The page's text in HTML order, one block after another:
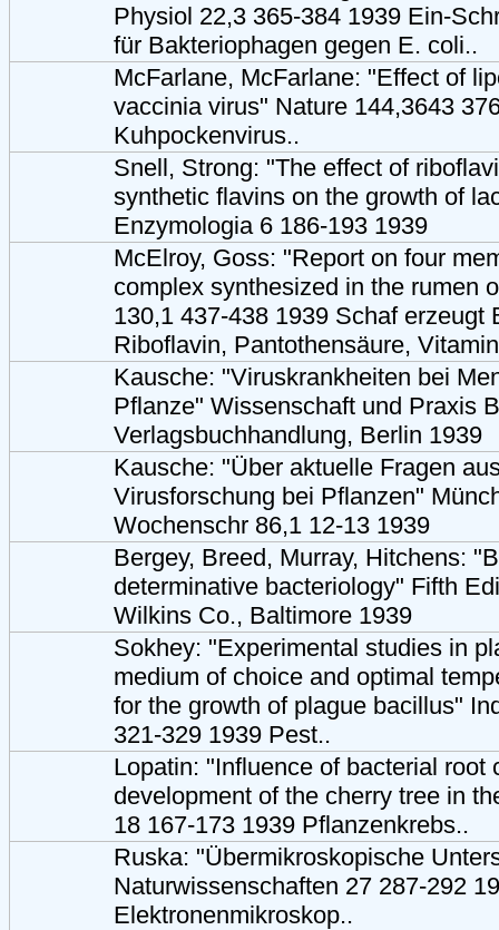
Physiol 22,3 365-384 1939 Ein-
für Bakteriophagen gegen E. coli..
McFarlane, McFarlane: "Effect of
vaccinia virus" Nature 144,3643
Kuhpockenvirus..
Snell, Strong: "The effect of
synthetic flavins on the growth of
Enzymologia 6 186-193 1939
McElroy, Goss: "Report on four
complex synthesized in the rumen
130,1 437-438 1939 Schaf erzeugt
Riboflavin, Pantothensäure,
Kausche: "Viruskrankheiten bei
Pflanze" Wissenschaft und Praxis
Verlagsbuchhandlung, Berlin 1939
Kausche: "Über aktuelle Fragen
Virusforschung bei Pflanzen"
Wochenschr 86,1 12-13 1939
Bergey, Breed, Murray, Hitchens:
determinative bacteriology" Fifth
Wilkins Co., Baltimore 1939
Sokhey: "Experimental studies in
medium of choice and optimal
for the growth of plague bacillus"
321-329 1939 Pest..
Lopatin: "Influence of bacterial root
development of the cherry tree in
18 167-173 1939 Pflanzenkrebs..
Ruska: "Übermikroskopische
Naturwissenschaften 27 287-292
Elektronenmikroskop..